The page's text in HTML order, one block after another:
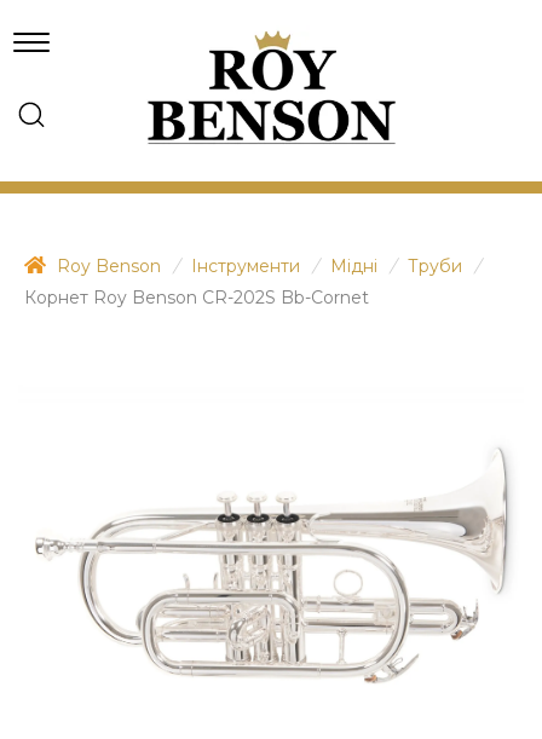
Roy Benson / Інструменти / Мідні / Труби
/
Корнет Roy Benson CR-202S Bb-Cornet